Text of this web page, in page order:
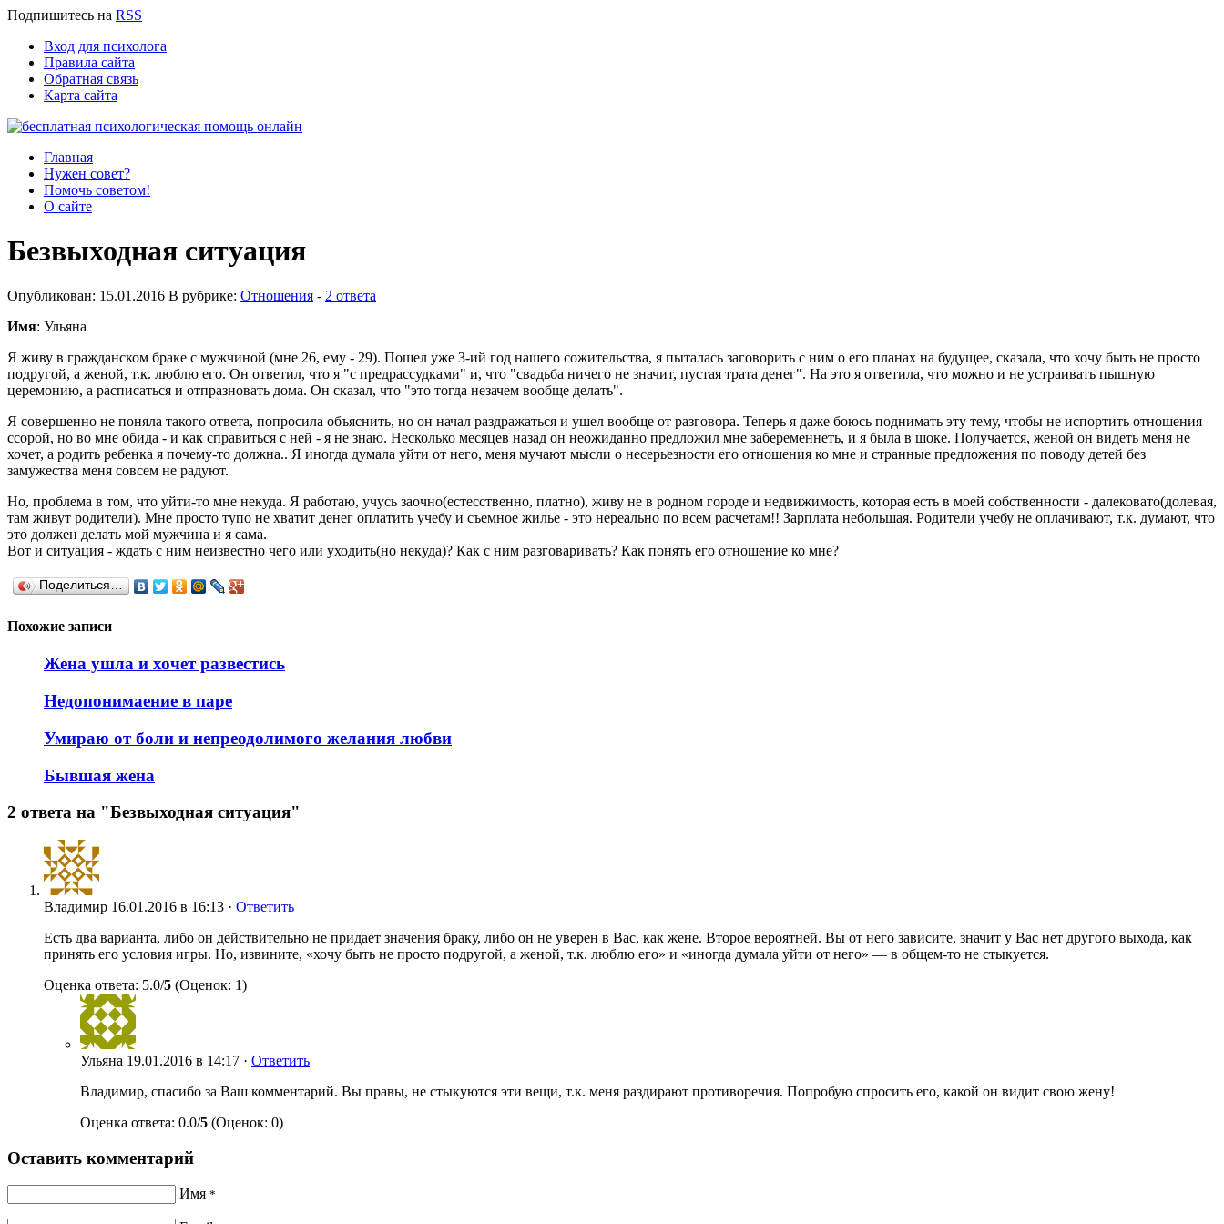
Подпишитесь на RSS
Вход для психолога
Правила сайта
Обратная связь
Карта сайта
Главная
Нужен совет?
Помочь советом!
О сайте
Безвыходная ситуация
Опубликован: 15.01.2016 В рубрике: Отношения - 2 ответа
Имя: Ульяна
Я живу в гражданском браке с мужчиной (мне 26, ему - 29). Пошел уже 3-ий год нашего сожительства, я пыталась заговорить с ним о его планах на будущее, сказала, что хочу быть не просто
подругой, а женой, т.к. люблю его. Он ответил, что я "с предрассудками" и, что "свадьба ничего не значит, пустая трата денег". На это я ответила, что можно и не устраивать пышную
церемонию, а расписаться и отпразновать дома. Он сказал, что "это тогда незачем вообще делать".
Я совершенно не поняла такого ответа, попросила объяснить, но он начал раздражаться и ушел вообще от разговора. Теперь я даже боюсь поднимать эту тему, чтобы не испортить отношения
ссорой, но во мне обида - и как справиться с ней - я не знаю. Несколько месяцев назад он неожиданно предложил мне забеременнеть, и я была в шоке. Получается, женой он видеть меня не
хочет, а родить ребенка я почему-то должна.. Я иногда думала уйти от него, меня мучают мысли о несерьезности его отношения ко мне и странные предложения по поводу детей без
замужества меня совсем не радуют.
Но, проблема в том, что уйти-то мне некуда. Я работаю, учусь заочно(естесственно, платно), живу не в родном городе и недвижимость, которая есть в моей собственности - далековато(долевая,
там живут родители). Мне просто тупо не хватит денег оплатить учебу и съемное жилье - это нереально по всем расчетам!! Зарплата небольшая. Родители учебу не оплачивают, т.к. думают, что
это должен делать мой мужчина и я сама.
Вот и ситуация - ждать с ним неизвестно чего или уходить(но некуда)? Как с ним разговаривать? Как понять его отношение ко мне?
Поделиться…
Похожие записи
Жена ушла и хочет развестись
Недопонимаение в паре
Умираю от боли и непреодолимого желания любви
Бывшая жена
2 ответа на "Безвыходная ситуация"
Владимир 16.01.2016 в 16:13 · Ответить
Есть два варианта, либо он действительно не придает значения браку, либо он не уверен в Вас, как жене. Второе вероятней. Вы от него зависите, значит у Вас нет другого выхода, как
принять его условия игры. Но, извините, «хочу быть не просто подругой, а женой, т.к. люблю его» и «иногда думала уйти от него» — в общем-то не стыкуется.
Оценка ответа: 5.0/5 (Оценок: 1)
Ульяна 19.01.2016 в 14:17 · Ответить
Владимир, спасибо за Ваш комментарий. Вы правы, не стыкуются эти вещи, т.к. меня раздирают противоречия. Попробую спросить его, какой он видит свою жену!
Оценка ответа: 0.0/5 (Оценок: 0)
Оставить комментарий
Имя *